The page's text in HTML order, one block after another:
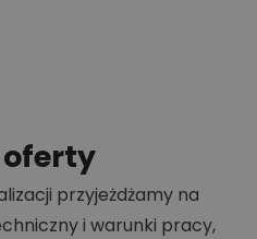
przyjeżdżamy na
i warunki pracy,